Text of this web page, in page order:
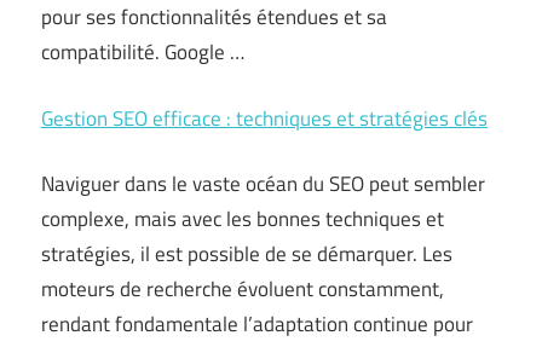
pour ses fonctionnalités étendues et sa
compatibilité. Google …
Gestion SEO efficace : techniques et stratégies clés
Naviguer dans le vaste océan du SEO peut sembler
complexe, mais avec les bonnes techniques et
stratégies, il est possible de se démarquer. Les
moteurs de recherche évoluent constamment,
rendant fondamentale l’adaptation continue pour